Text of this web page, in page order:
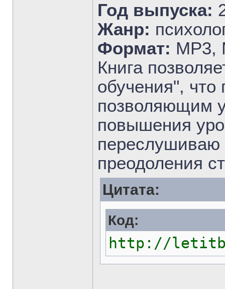
Год выпуска:
Жанр:
Формат: MP3,
Книга
обучения",
позволяющим
повышения
переслушиваю
преодоления
Цитата:
Код:
http://